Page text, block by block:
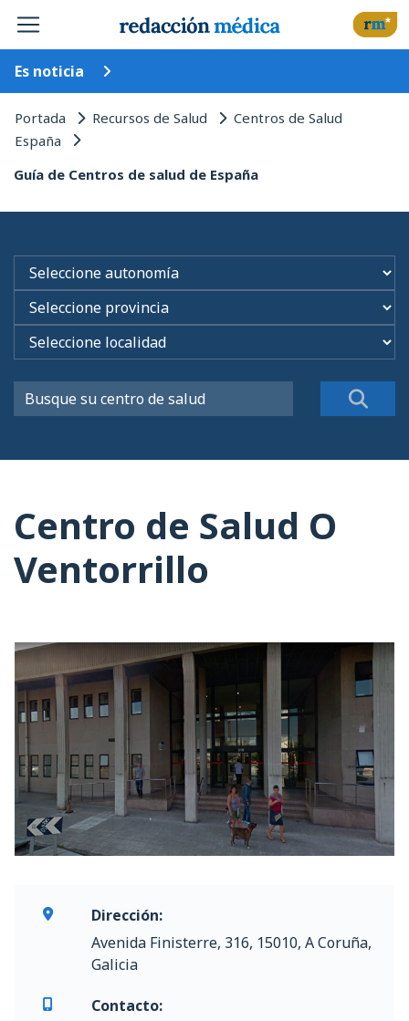
Es noticia
Portada Recursos de Salud Centros de Salud
España
Guía de Centros de salud de España
Centro de Salud O
Ventorrillo
Dirección:
Avenida Finisterre, 316, 15010, A Coruña,
Galicia
Contacto: